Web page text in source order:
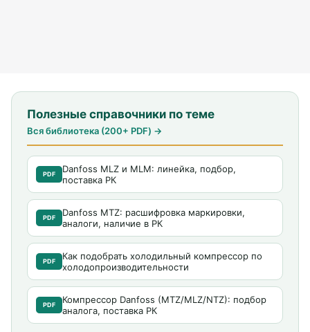
Полезные справочники по теме
Вся библиотека (200+ PDF) →
PDF
Danfoss MLZ и MLM: линейка, подбор,
поставка РК
PDF
Danfoss MTZ: расшифровка маркировки,
аналоги, наличие в РК
PDF
Как подобрать холодильный компрессор по
холодопроизводительности
PDF
Компрессор Danfoss (MTZ/MLZ/NTZ): подбор
аналога, поставка РК